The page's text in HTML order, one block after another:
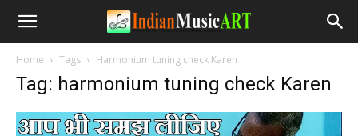
Home Tags Harmonium tuning check Karen
Tag: harmonium tuning check Karen